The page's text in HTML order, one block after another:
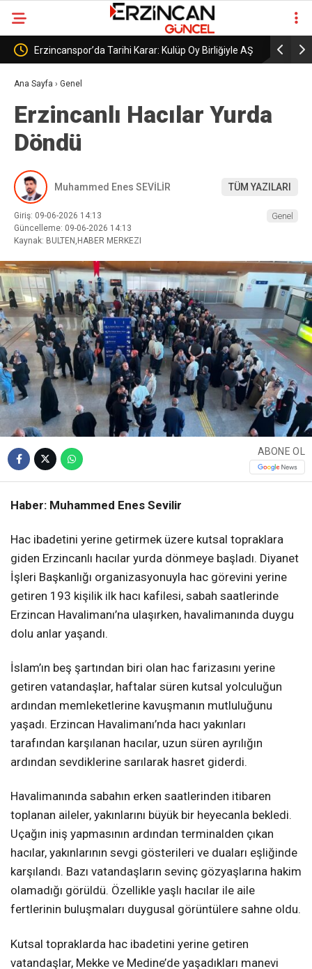
Oy Birliğiyle AŞ Erzincanspor’un Geleceği 5 Temmuz’da
Ana Sayfa › Genel
Erzincanlı Hacılar Yurda
Döndü
Muhammed Enes SEVİLİR TÜM YAZILARI
Giriş: 09-06-2026 14:13
Güncelleme: 09-06-2026 14:13
Kaynak: BULTEN,HABER MERKEZI
Genel
ABONE OL
Haber: Muhammed Enes Sevilir
Hac ibadetini yerine getirmek üzere kutsal topraklara
giden Erzincanlı hacılar yurda dönmeye başladı. Diyanet
İşleri Başkanlığı organizasyonuyla hac görevini yerine
getiren 193 kişilik ilk hacı kafilesi, sabah saatlerinde
Erzincan Havalimanı’na ulaşırken, havalimanında duygu
dolu anlar yaşandı.
İslam’ın beş şartından biri olan hac farizasını yerine
getiren vatandaşlar, haftalar süren kutsal yolculuğun
ardından memleketlerine kavuşmanın mutluluğunu
yaşadı. Erzincan Havalimanı’nda hacı yakınları
tarafından karşılanan hacılar, uzun süren ayrılığın
ardından sevdiklerine sarılarak hasret giderdi.
Havalimanında sabahın erken saatlerinden itibaren
toplanan aileler, yakınlarını büyük bir heyecanla bekledi.
Uçağın iniş yapmasının ardından terminalden çıkan
hacılar, yakınlarının sevgi gösterileri ve duaları eşliğinde
karşılandı. Bazı vatandaşların sevinç gözyaşlarına hakim
olamadığı görüldü. Özellikle yaşlı hacılar ile aile
fertlerinin buluşmaları duygusal görüntülere sahne oldu.
Kutsal topraklarda hac ibadetini yerine getiren
vatandaşlar, Mekke ve Medine’de yaşadıkları manevi